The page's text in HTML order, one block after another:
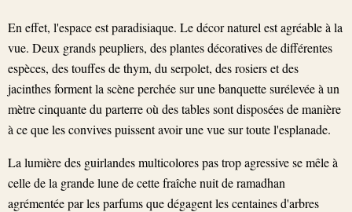
En effet, l'espace est paradisiaque. Le décor naturel est agréable à la
vue. Deux grands peupliers, des plantes décoratives de différentes
espèces, des touffes de thym, du serpolet, des rosiers et des
jacinthes forment la scène perchée sur une banquette surélevée à un
mètre cinquante du parterre où des tables sont disposées de manière
à ce que les convives puissent avoir une vue sur toute l'esplanade.
La lumière des guirlandes multicolores pas trop agressive se mêle à
celle de la grande lune de cette fraîche nuit de ramadhan
agrémentée par les parfums que dégagent les centaines d'arbres